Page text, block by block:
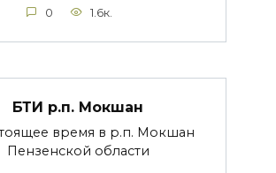
0 1.6к.
БТИ р.п. Мокшан
время в р.п. Мокшан
Пензенской области